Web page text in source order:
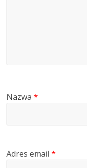
Nazwa*
Adres email*